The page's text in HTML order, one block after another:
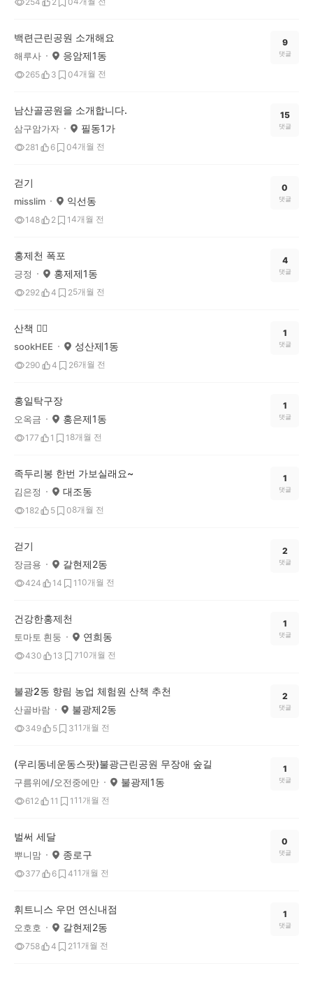
백련근린공원 소개해요
해루사 응암제1동
265 3 04개월 전
9
댓글
남산골공원을 소개합니다.
삼구암가자 필동1가
281 6 04개월 전
15
댓글
걷기
misslim 익선동
148 2 14개월 전
0
댓글
홍제천 폭포
긍정 홍제제1동
292 4 25개월 전
4
댓글
산책 🚶‍♀️
sookHEE 성산제1동
290 4 26개월 전
1
댓글
홍일탁구장
오옥금 홍은제1동
177 1 1 8개월 전
1
댓글
족두리봉 한번 가보실래요~
김은정 대조동
182 5 08개월 전
1
댓글
걷기
장금용 갈현제2동
424 14 1 10개월 전
2
댓글
건강한홍제천
토마토 흰둥 연희동
430 13 710개월 전
1
댓글
불광2동 향림 농업 체험원 산책 추천
산골바람 불광제2동
349 5 311개월 전
2
댓글
(우리동네운동스팟)불광근린공원 무장애 숲길
구름위에/오전중에만 불광제1동
612 11 1 11개월 전
1
댓글
벌써 세달
뿌니맘 종로구
377 6 411개월 전
0
댓글
휘트니스 우먼 연신내점
오호호 갈현제2동
758 4 211개월 전
1
댓글